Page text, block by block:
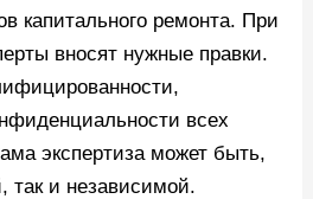
капитального ремонта. При
вносят нужные правки.
всех
экспертиза может быть,
так и независимой.